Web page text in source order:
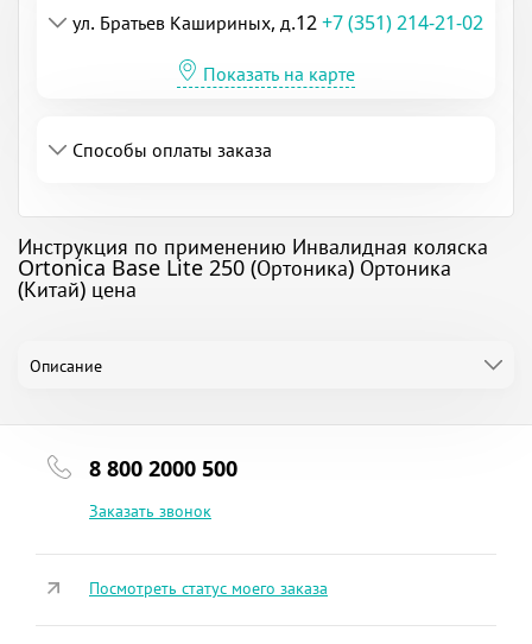
ул. Братьев Кашириных, д.12+7 (351) 214-21-02
Показать на карте
Способы оплаты заказа
Инструкция по применению Инвалидная коляска
Ortonica Base Lite 250 (Ортоника) Ортоника
(Китай) цена
Описание
8 800 2000 500
Заказать звонок
Посмотреть статус моего заказа